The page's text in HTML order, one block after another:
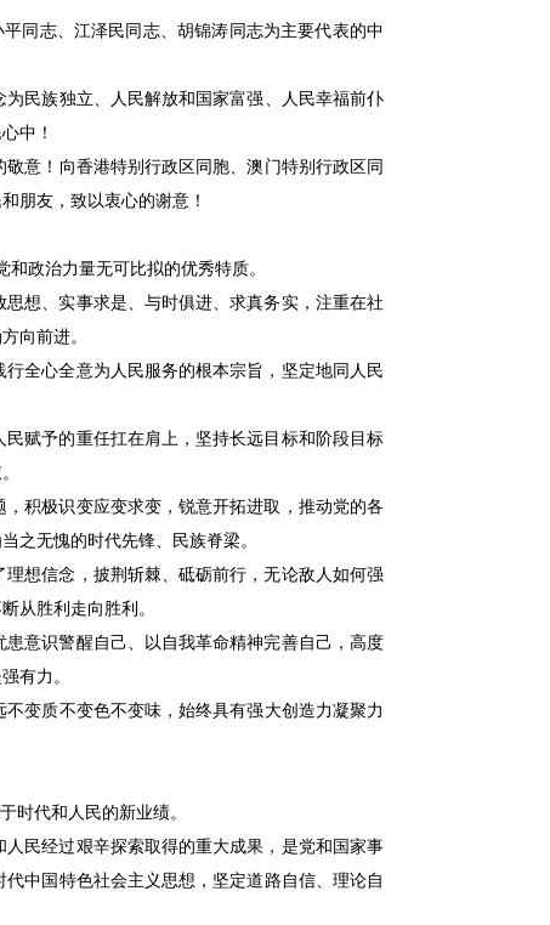
同志、江泽民同志、胡锦涛同志为主要代表的中
民族独立、人民解放和国家富强、人民幸福前仆
中！
意！向香港特别行政区同胞、澳门特别行政区同
朋友，致以衷心的谢意！
政治力量无可比拟的优秀特质。
想、实事求是、与时俱进、求真务实，注重在社
向前进。
全心全意为人民服务的根本宗旨，坚定地同人民
赋予的重任扛在肩上，坚持长远目标和阶段目标
积极识变应变求变，锐意开拓进取，推动党的各
之无愧的时代先锋、民族脊梁。
想信念，披荆斩棘、砥砺前行，无论敌人如何强
从胜利走向胜利。
意识警醒自己、以自我革命精神完善自己，高度
有力。
变质不变色不变味，始终具有强大创造力凝聚力
代和人民的新业绩。
民经过艰辛探索取得的重大成果，是党和国家事
中国特色社会主义思想，坚定道路自信、理论自